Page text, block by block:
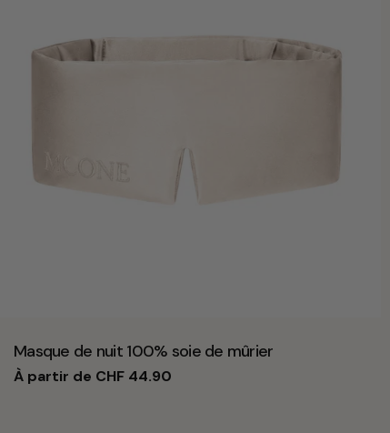
Taper:
Masque de nuit 100% soie de mûrier
Prix
À partir de CHF 44.90